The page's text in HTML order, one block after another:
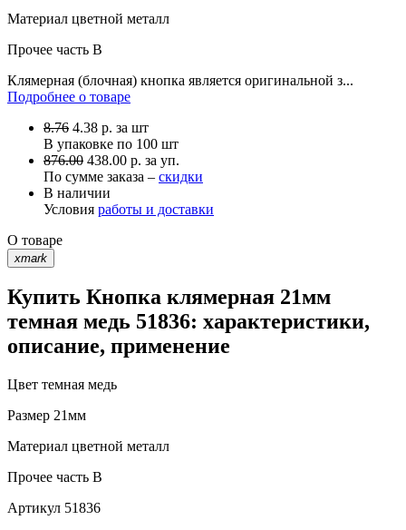
Материал цветной металл
Прочее часть B
Клямерная (блочная) кнопка является оригинальной з...
Подробнее о товаре
8.76 4.38 р. за шт
В упаковке по 100 шт
876.00 438.00 р. за уп.
По сумме заказа – скидки
В наличии
Условия работы и доставки
О товаре
xmark
Купить Кнопка клямерная 21мм
темная медь 51836: характеристики,
описание, применение
Цвет темная медь
Размер 21мм
Материал цветной металл
Прочее часть B
Артикул 51836